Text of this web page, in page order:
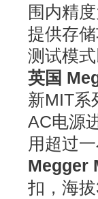
围内精
提供存
测试模
英国
新MIT系
AC电源
用超过一
Megger
扣，海